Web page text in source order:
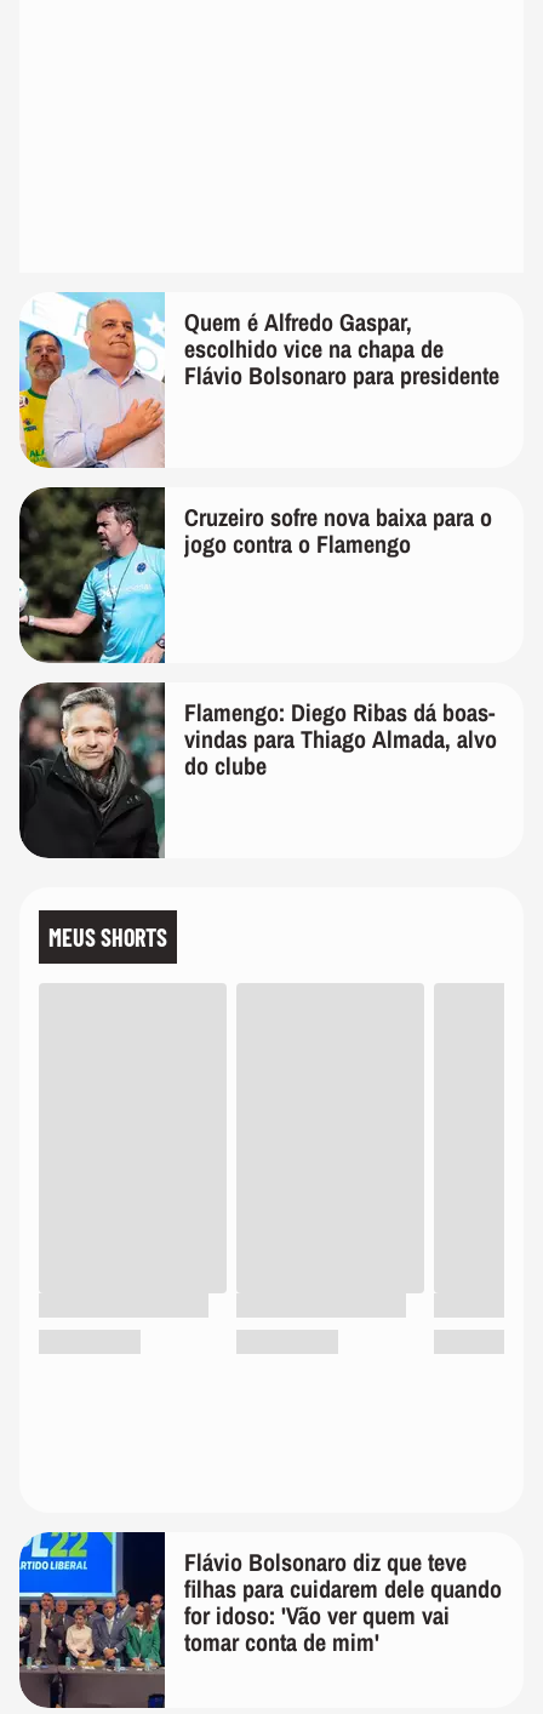
Quem é Alfredo Gaspar,
escolhido vice na chapa de
Flávio Bolsonaro para presidente
Cruzeiro sofre nova baixa para o
jogo contra o Flamengo
Flamengo: Diego Ribas dá boas-
vindas para Thiago Almada, alvo
do clube
MEUS SHORTS
Flávio Bolsonaro diz que teve
filhas para cuidarem dele quando
for idoso: 'Vão ver quem vai
tomar conta de mim'